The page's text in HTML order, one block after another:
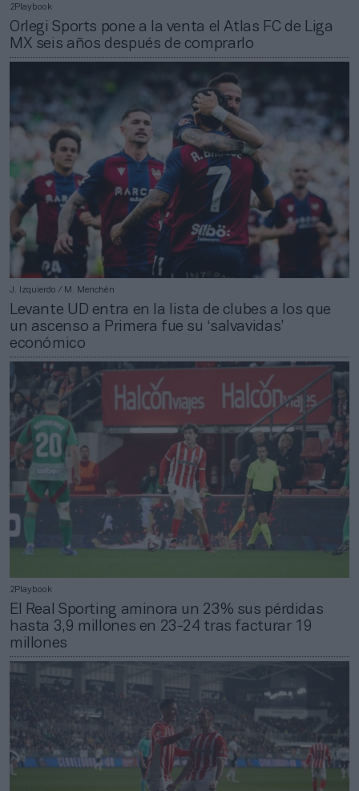
2Playbook
Orlegi Sports pone a la venta el Atlas FC de Liga
MX seis años después de comprarlo
J. Izquierdo / M. Menchén
Levante UD entra en la lista de clubes a los que
un ascenso a Primera fue su ‘salvavidas’
económico
2Playbook
El Real Sporting aminora un 23% sus pérdidas
hasta 3,9 millones en 23-24 tras facturar 19
millones